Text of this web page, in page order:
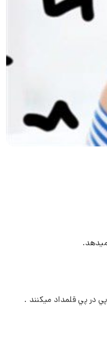
در پي قلمداد ميكنند .